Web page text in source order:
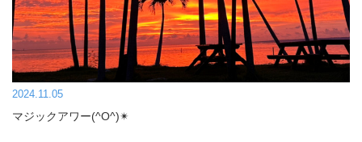
2024.11.05
マジックアワー(^O^)✴︎